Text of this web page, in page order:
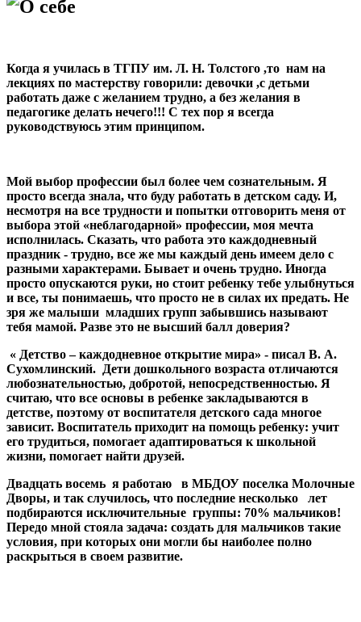
О себе
Когда я училась в ТГПУ им. Л. Н. Толстого ,то нам на
лекциях по мастерству говорили: девочки ,с детьми
работать даже с желанием трудно, а без желания в
педагогике делать нечего!!! С тех пор я всегда
руководствуюсь этим принципом.
Мой выбор профессии был более чем сознательным. Я
просто всегда знала, что буду работать в детском саду. И,
несмотря на все трудности и попытки отговорить меня от
выбора этой «неблагодарной» профессии, моя мечта
исполнилась. Сказать, что работа это каждодневный
праздник - трудно, все же мы каждый день имеем дело с
разными характерами. Бывает и очень трудно. Иногда
просто опускаются руки, но стоит ребенку тебе улыбнуться
и все, ты понимаешь, что просто не в силах их предать. Не
зря же малыши младших групп забывшись называют
тебя мамой. Разве это не высший балл доверия?
« Детство – каждодневное открытие мира» - писал В. А.
Сухомлинский. Дети дошкольного возраста отличаются
любознательностью, добротой, непосредственностью. Я
считаю, что все основы в ребенке закладываются в
детстве, поэтому от воспитателя детского сада многое
зависит. Воспитатель приходит на помощь ребенку: учит
его трудиться, помогает адаптироваться к школьной
жизни, помогает найти друзей.
Двадцать восемь я работаю в МБДОУ поселка Молочные
Дворы, и так случилось, что последние несколько лет
подбираются исключительные группы: 70% мальчиков!
Передо мной стояла задача: создать для мальчиков такие
условия, при которых они могли бы наиболее полно
раскрыться в своем развитие.